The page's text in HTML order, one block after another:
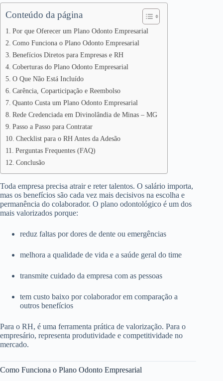
Conteúdo da página
Por que Oferecer um Plano Odonto Empresarial
Como Funciona o Plano Odonto Empresarial
Benefícios Diretos para Empresas e RH
Coberturas do Plano Odonto Empresarial
O Que Não Está Incluído
Carência, Coparticipação e Reembolso
Quanto Custa um Plano Odonto Empresarial
Rede Credenciada em Divinolândia de Minas – MG
Passo a Passo para Contratar
Checklist para o RH Antes da Adesão
Perguntas Frequentes (FAQ)
Conclusão
Toda empresa precisa atrair e reter talentos. O salário importa,
mas os benefícios são cada vez mais decisivos na escolha e
permanência do colaborador. O plano odontológico é um dos
mais valorizados porque:
reduz faltas por dores de dente ou emergências
melhora a qualidade de vida e a saúde geral do time
transmite cuidado da empresa com as pessoas
tem custo baixo por colaborador em comparação a
outros benefícios
Para o RH, é uma ferramenta prática de valorização. Para o
empresário, representa produtividade e competitividade no
mercado.
Como Funciona o Plano Odonto Empresarial